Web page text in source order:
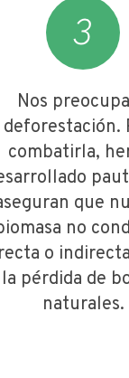
Nos
deforestación.
combatirla,
que
no
o
pérdida de
naturales.